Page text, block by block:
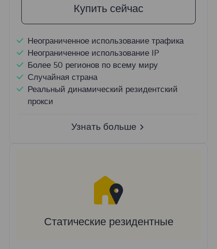
Купить сейчас
Неограниченное использование трафика
Неограниченное использование IP
Более 50 регионов по всему миру
Случайная страна
Реальный динамический резидентский
прокси
Узнать больше
Статические резидентные